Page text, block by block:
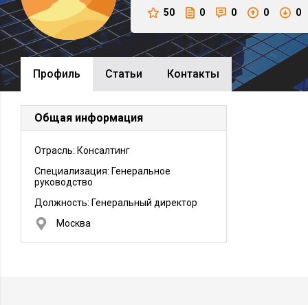
50 0 0 0 0
Профиль Cтатьи Контакты
Общая информация
Отрасль: Консалтинг
Специализация: Генеральное
руководство
Должность: Генеральный директор
Москва